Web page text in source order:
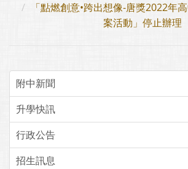
「點燃創意•跨出想像-唐獎2022年
案活動」停止辦理
附中新聞
升學快訊
行政公告
招生訊息